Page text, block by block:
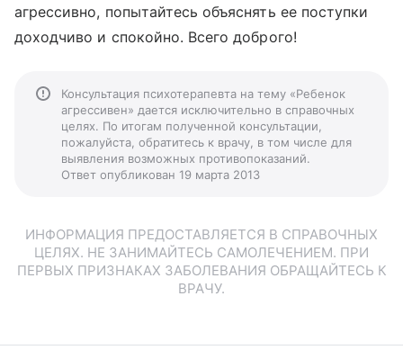
агрессивно, попытайтесь объяснять ее поступки
доходчиво и спокойно. Всего доброго!
Консультация психотерапевта на тему «Ребенок
агрессивен» дается исключительно в справочных
целях. По итогам полученной консультации,
пожалуйста, обратитесь к врачу, в том числе для
выявления возможных противопоказаний.
Ответ опубликован 19 марта 2013
ИНФОРМАЦИЯ ПРЕДОСТАВЛЯЕТСЯ В СПРАВОЧНЫХ
ЦЕЛЯХ. НЕ ЗАНИМАЙТЕСЬ САМОЛЕЧЕНИЕМ. ПРИ
ПЕРВЫХ ПРИЗНАКАХ ЗАБОЛЕВАНИЯ ОБРАЩАЙТЕСЬ К
ВРАЧУ.